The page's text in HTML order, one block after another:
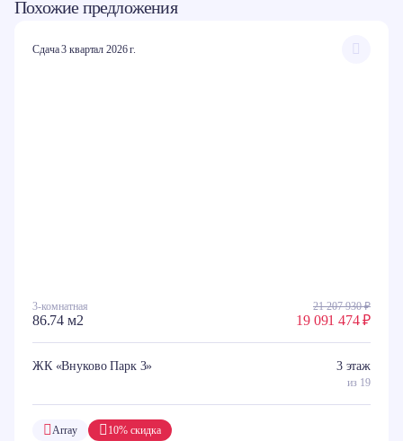
Похожие предложения
Сдача 3 квартал 2026 г.
3-комнатная
86.74 м2
21 207 930 ₽
19 091 474 ₽
ЖК «Внуково Парк 3» 3 этаж
из 19
10% скидка
Array